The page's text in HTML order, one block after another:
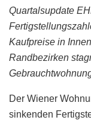
Quartalsupdate
Kaufpreise in
Randbezirken
Der Wiener
sinkenden